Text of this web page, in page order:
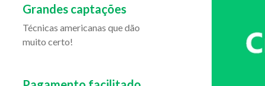
Grandes captações
Técnicas americanas que dão
muito certo!